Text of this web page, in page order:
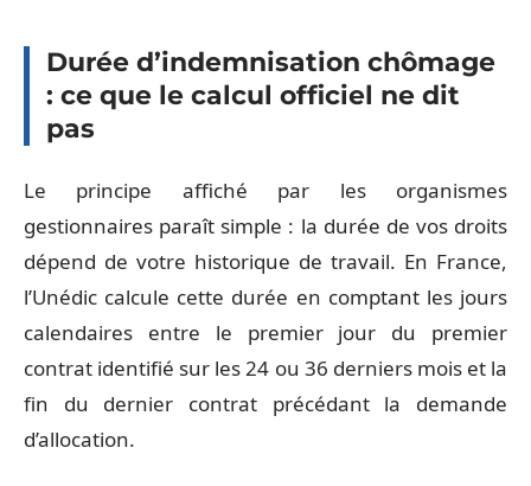
Durée d’indemnisation chômage
: ce que le calcul officiel ne dit
pas
Le principe affiché par les organismes
gestionnaires paraît simple : la durée de vos droits
dépend de votre historique de travail. En France,
l’Unédic calcule cette durée en comptant les jours
calendaires entre le premier jour du premier
contrat identifié sur les 24 ou 36 derniers mois et la
fin du dernier contrat précédant la demande
d’allocation.